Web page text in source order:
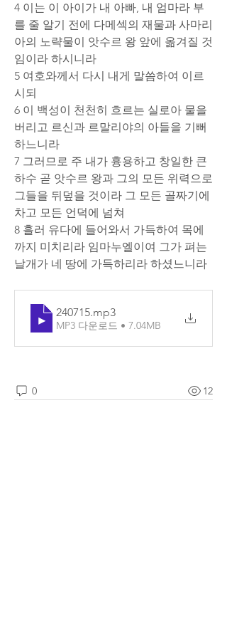
4 이는 이 아이가 내 아빠, 내 엄마라 부
를 줄 알기 전에 다메섹의 재물과 사마리
아의 노략물이 앗수르 왕 앞에 옮겨질 것
임이라 하시니라
5 여호와께서 다시 내게 말씀하여 이르
시되
6 이 백성이 천천히 흐르는 실로아 물을
버리고 르신과 르말리야의 아들을 기뻐
하느니라
7 그러므로 주 내가 흉용하고 창일한 큰
하수 곧 앗수르 왕과 그의 모든 위력으로
그들을 뒤덮을 것이라 그 모든 골짜기에
차고 모든 언덕에 넘쳐
8 흘러 유다에 들어와서 가득하여 목에
까지 미치리라 임마누엘이여 그가 펴는
날개가 네 땅에 가득하리라 하셨느니라
240715.mp3
MP3 다운로드 • 7.04MB
0 12